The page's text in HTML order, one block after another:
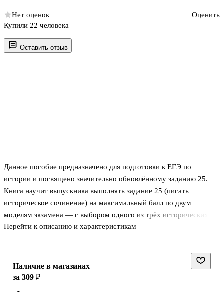
Оставить отзыв
Данное пособие предназначено для подготовки к ЕГЭ по
истории и посвящено значительно обновлённому заданию 25.
Книга научит выпускника выполнять задание 25 (писать
историческое сочинение) на максимальный балл по двум
моделям экзамена — с выбором одного из трёх исторических
процессов или одной из трёх исторических личностей.Пособие
комплекс тренировочных заданий;• перечень процессов и
исторических личностей для исторического сочинения;• тренинг
Перейти к описанию и характеристикам
Нет оценок
Оценить
Купили 22 человека
Наличие в магазинах
за 309 ₽